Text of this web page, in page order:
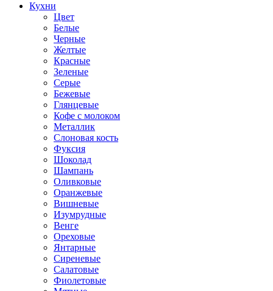
Кухни
Цвет
Белые
Черные
Желтые
Красные
Зеленые
Серые
Бежевые
Глянцевые
Кофе с молоком
Металлик
Слоновая кость
Фуксия
Шоколад
Шампань
Оливковые
Оранжевые
Вишневые
Изумрудные
Венге
Ореховые
Янтарные
Сиреневые
Салатовые
Фиолетовые